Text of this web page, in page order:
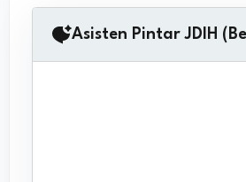
Asisten Pintar JDIH